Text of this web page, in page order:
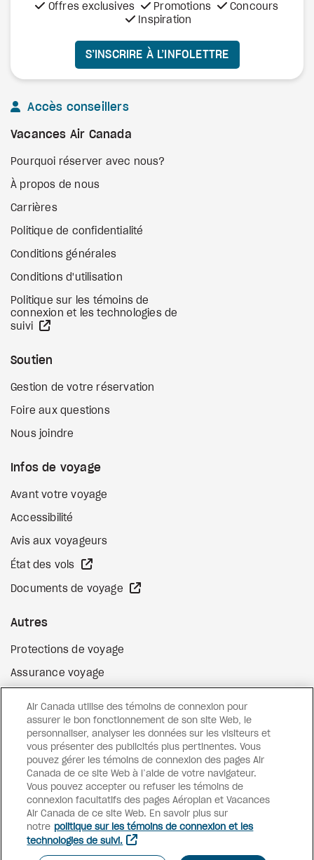
Offres exclusives Promotions
Concours
Inspiration
S’INSCRIRE À L’INFOLETTRE
Accès conseillers
Vacances Air Canada
Pourquoi réserver avec nous?
À propos de nous
Carrières
Politique de confidentialité
Conditions générales
Conditions d'utilisation
Politique sur les témoins de
connexion et les technologies de
suivi
Soutien
Gestion de votre réservation
Foire aux questions
Nous joindre
Infos de voyage
Avant votre voyage
Accessibilité
Avis aux voyageurs
État des vols
Documents de voyage
Autres
Protections de voyage
Assurance voyage
Surclassement de vol
Cartes-cadeaux Site Web externe
FacebookInstagram
Pinterest
©2026Vacances Air Canada
Air Canada utilise des témoins de connexion pour
assurer le bon fonctionnement de son site Web, le
personnaliser, analyser les données sur les visiteurs et
vous présenter des publicités plus pertinentes. Vous
pouvez gérer les témoins de connexion des pages Air
Canada de ce site Web à l’aide de votre navigateur.
Vous pouvez accepter ou refuser les témoins de
connexion facultatifs des pages Aéroplan et Vacances
Air Canada de ce site Web. En savoir plus sur
notre politique sur les témoins de connexion et les
technologies de suivi.